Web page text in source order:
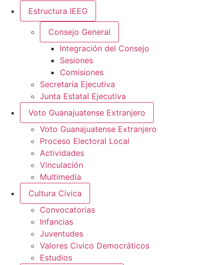
Estructura IEEG
Consejo General
Integración del Consejo
Sesiones
Comisiones
Secretaría Ejecutiva
Junta Estatal Ejecutiva
Voto Guanajuatense Extranjero
Voto Guanajuatense Extranjero
Proceso Electoral Local
Actividades
Vinculación
Multimedia
Cultura Cívica
Convocatorias
Infancias
Juventudes
Valores Civico Democráticos
Estudios